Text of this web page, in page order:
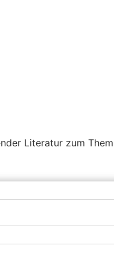
Literatur zum